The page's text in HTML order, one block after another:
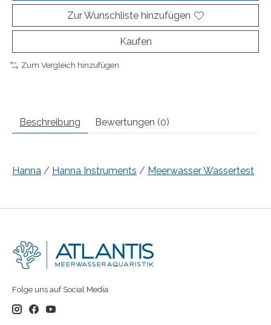
Zur Wunschliste hinzufügen
Kaufen
Zum Vergleich hinzufügen
Beschreibung Bewertungen (0)
Hanna / Hanna Instruments / Meerwasser Wassertest
Folge uns auf Social Media